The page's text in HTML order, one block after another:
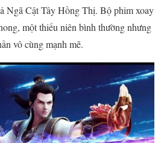
Ngã Cật Tây Hồng Thị. Bộ phim xoay
một thiếu niên bình thường nhưng
vô cùng mạnh mẽ.